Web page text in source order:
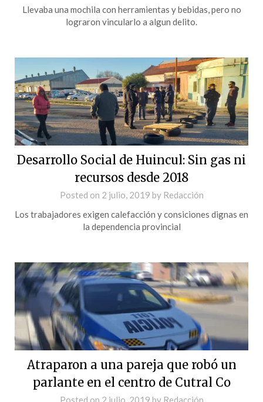
Llevaba una mochila con herramientas y bebidas, pero no
lograron vincularlo a algun delito.
Desarrollo Social de Huincul: Sin gas ni
recursos desde 2018
Posted on 2 julio, 2019 by Redacción
Los trabajadores exigen calefacción y consiciones dignas en
la dependencia provincial
Atraparon a una pareja que robó un
parlante en el centro de Cutral Co
Posted on 2 julio, 2019 by Redacción